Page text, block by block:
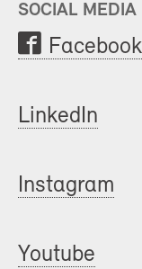
SOCIAL MEDIA
Facebook
LinkedIn
Instagram
Youtube